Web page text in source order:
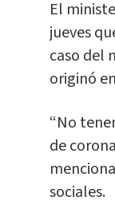
El
jueves
caso del
originó
“No
de
sociales.